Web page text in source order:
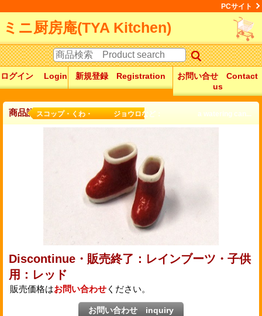
PCサイト
ミニ厨房庵(TYA Kitchen)
ログイン Login 新規登録 Registration
お問い合せ Contact
us
商品詳細スコップ・くわ・ ジョウロなど： a watering can...
Discontinue・販売終了：レインブーツ・子供
用：レッド
販売価格はお問い合わせ ください。